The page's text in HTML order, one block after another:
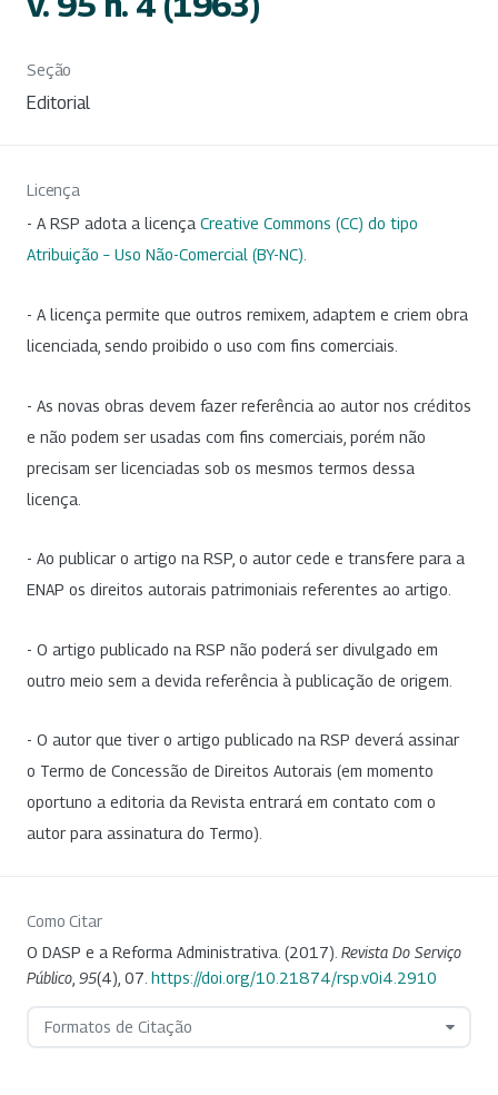
Seção
Editorial
Licença
- A RSP adota a licença Creative Commons (CC) do tipo
Atribuição – Uso Não-Comercial (BY-NC).
- A licença permite que outros remixem, adaptem e criem obra
licenciada, sendo proibido o uso com fins comerciais.
- As novas obras devem fazer referência ao autor nos créditos
e não podem ser usadas com fins comerciais, porém não
precisam ser licenciadas sob os mesmos termos dessa
licença.
- Ao publicar o artigo na RSP, o autor cede e transfere para a
ENAP os direitos autorais patrimoniais referentes ao artigo.
- O artigo publicado na RSP não poderá ser divulgado em
outro meio sem a devida referência à publicação de origem.
- O autor que tiver o artigo publicado na RSP deverá assinar
o Termo de Concessão de Direitos Autorais (em momento
oportuno a editoria da Revista entrará em contato com o
autor para assinatura do Termo).
Como Citar
O DASP e a Reforma Administrativa. (2017). Revista Do Serviço
Público 95(4), 07. https://doi.org/10.21874/rsp.v0i4.2910
Formatos de Citação